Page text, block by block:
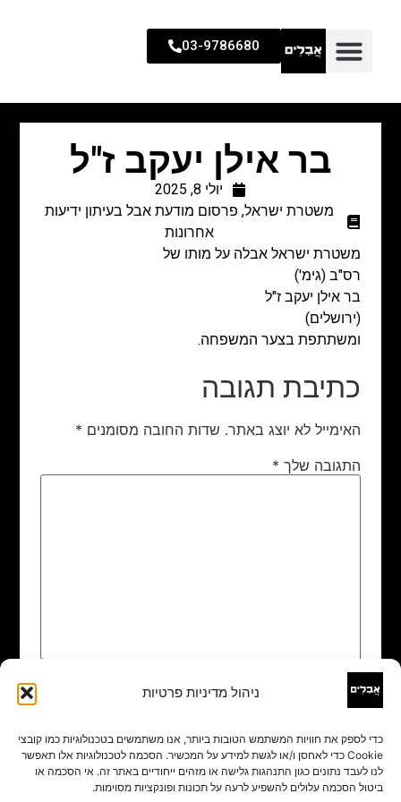
ניהול מדיניות פרטיות
כדי לספק את חוויות המשתמש הטובות ביותר, אנו משתמשים בטכנולוגיות כמו קובצי
Cookie כדי לאחסן ו/או לגשת למידע על המכשיר. הסכמה לטכנולוגיות אלו תאפשר
לנו לעבד נתונים כגון התנהגות גלישה או מזהים ייחודיים באתר זה. אי הסכמה או
ביטול הסכמה עלולים להשפיע לרעה על תכונות ופונקציות מסוימות.
03-9786680
בר אילן יעקב ז"ל
יולי 8, 2025
משטרת ישראל, פרסום מודעת אבל בעיתון ידיעות
אחרונות
משטרת ישראל אבלה על מותו של
רס"ב (גימ')
בר אילן יעקב ז"ל
(ירושלים)
ומשתתפת בצער המשפחה.
כתיבת תגובה
האימייל לא יוצג באתר. שדות החובה מסומנים *
התגובה שלך *
שם
אימייל*